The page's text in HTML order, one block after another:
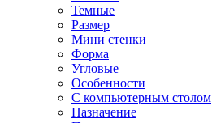
Темные
Размер
Мини стенки
Форма
Угловые
Особенности
С компьютерным столом
Назначение